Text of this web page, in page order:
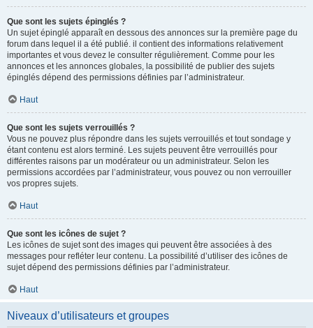
Que sont les sujets épinglés ?
Un sujet épinglé apparaît en dessous des annonces sur la première page du
forum dans lequel il a été publié. il contient des informations relativement
importantes et vous devez le consulter régulièrement. Comme pour les
annonces et les annonces globales, la possibilité de publier des sujets
épinglés dépend des permissions définies par l’administrateur.
Haut
Que sont les sujets verrouillés ?
Vous ne pouvez plus répondre dans les sujets verrouillés et tout sondage y
étant contenu est alors terminé. Les sujets peuvent être verrouillés pour
différentes raisons par un modérateur ou un administrateur. Selon les
permissions accordées par l’administrateur, vous pouvez ou non verrouiller
vos propres sujets.
Haut
Que sont les icônes de sujet ?
Les icônes de sujet sont des images qui peuvent être associées à des
messages pour refléter leur contenu. La possibilité d’utiliser des icônes de
sujet dépend des permissions définies par l’administrateur.
Haut
Niveaux d’utilisateurs et groupes